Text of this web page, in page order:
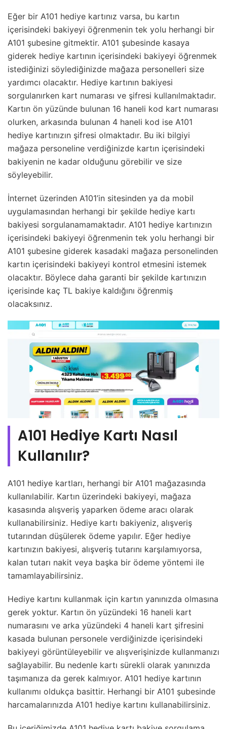
Eğer bir A101 hediye kartınız varsa, bu kartın
içerisindeki bakiyeyi öğrenmenin tek yolu herhangi bir
A101 şubesine gitmektir. A101 şubesinde kasaya
giderek hediye kartının içerisindeki bakiyeyi öğrenmek
istediğinizi söylediğinizde mağaza personelleri size
yardımcı olacaktır. Hediye kartının bakiyesi
sorgulanırken kart numarası ve şifresi kullanılmaktadır.
Kartın ön yüzünde bulunan 16 haneli kod kart numarası
olurken, arkasında bulunan 4 haneli kod ise A101
hediye kartınızın şifresi olmaktadır. Bu iki bilgiyi
mağaza personeline verdiğinizde kartın içerisindeki
bakiyenin ne kadar olduğunu görebilir ve size
söyleyebilir.
İnternet üzerinden A101’in sitesinden ya da mobil
uygulamasından herhangi bir şekilde hediye kartı
bakiyesi sorgulanamamaktadır. A101 hediye kartınızın
içerisindeki bakiyeyi öğrenmenin tek yolu herhangi bir
A101 şubesine giderek kasadaki mağaza personelinden
kartın içerisindeki bakiyeyi kontrol etmesini istemek
olacaktır. Böylece daha garanti bir şekilde kartınızın
içerisinde kaç TL bakiye kaldığını öğrenmiş
olacaksınız.
A101 Hediye Kartı Nasıl
Kullanılır?
A101 hediye kartları, herhangi bir A101 mağazasında
kullanılabilir. Kartın üzerindeki bakiyeyi, mağaza
kasasında alışveriş yaparken ödeme aracı olarak
kullanabilirsiniz. Hediye kartı bakiyeniz, alışveriş
tutarından düşülerek ödeme yapılır. Eğer hediye
kartınızın bakiyesi, alışveriş tutarını karşılamıyorsa,
kalan tutarı nakit veya başka bir ödeme yöntemi ile
tamamlayabilirsiniz.
Hediye kartını kullanmak için kartın yanınızda olmasına
gerek yoktur. Kartın ön yüzündeki 16 haneli kart
numarasını ve arka yüzündeki 4 haneli kart şifresini
kasada bulunan personele verdiğinizde içerisindeki
bakiyeyi görüntüleyebilir ve alışverişinizde kullanmanızı
sağlayabilir. Bu nedenle kartı sürekli olarak yanınızda
taşımanıza da gerek kalmıyor. A101 hediye kartının
kullanımı oldukça basittir. Herhangi bir A101 şubesinde
harcamalarınızda A101 hediye kartını kullanabilirsiniz.